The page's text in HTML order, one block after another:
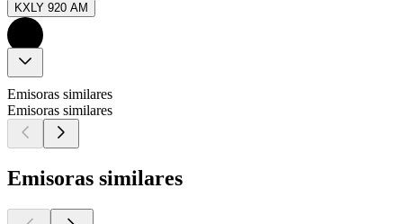
KXLY 920 AM
Emisoras similares
Emisoras similares
Emisoras similares